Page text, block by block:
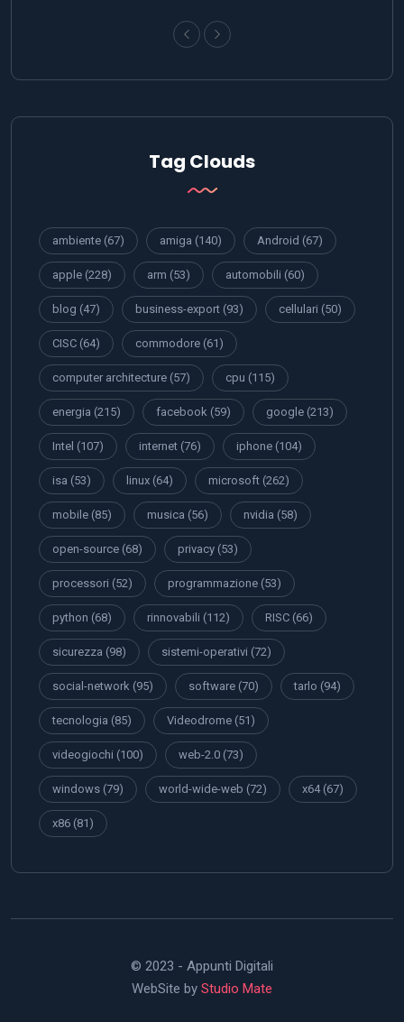
Tag Clouds
ambiente (67) amiga (140) Android (67)
apple (228) arm (53) automobili (60)
blog (47) business-export (93) cellulari (50)
CISC (64) commodore (61)
computer architecture (57) cpu (115)
energia (215) facebook (59) google (213)
Intel (107) internet (76) iphone (104)
isa (53) linux (64) microsoft (262)
mobile (85) musica (56) nvidia (58)
open-source (68) privacy (53)
processori (52) programmazione (53)
python (68) rinnovabili (112) RISC (66)
sicurezza (98) sistemi-operativi (72)
social-network (95) software (70) tarlo (94)
tecnologia (85) Videodrome (51)
videogiochi (100) web-2.0 (73)
windows (79) world-wide-web (72) x64(67)
x86 (81)
© 2023 - Appunti Digitali
WebSite by Studio Mate